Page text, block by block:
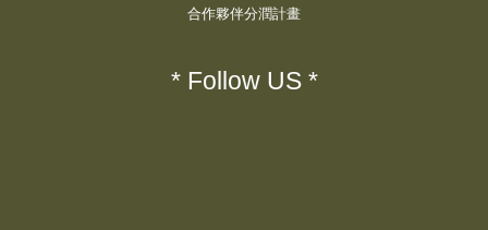
合作夥伴分潤計畫
* Follow US *